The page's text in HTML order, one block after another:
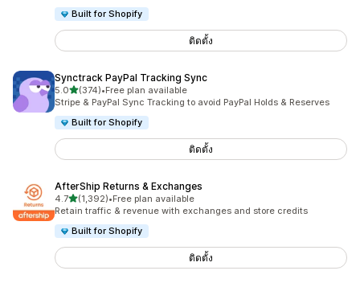
Built for Shopify
ติดตั้ง
Synctrack PayPal Tracking Sync
5.0เต็ม 5 ดาว
(374)
ทั้งหมด 374 รีวิว
•Free plan available
Stripe & PayPal Sync Tracking to avoid PayPal Holds & Reserves
Built for Shopify
ติดตั้ง
AfterShip Returns & Exchanges
4.7เต็ม 5 ดาว
(1,392)
ทั้งหมด 1392 รีวิว
•Free plan available
Retain traffic & revenue with exchanges and store credits
Built for Shopify
ติดตั้ง